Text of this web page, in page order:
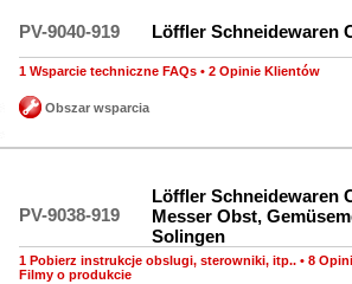
PV-9040-919 Löffler Schneidewaren
1 Wsparcie techniczne FAQs • 2 Opinie Klientów
Obszar wsparcia
PV-9038-919
Löffler Schneidewaren
Messer Obst,
Solingen
1 Pobierz instrukcje obslugi, sterowniki, itp.. • 8
Filmy o produkcie